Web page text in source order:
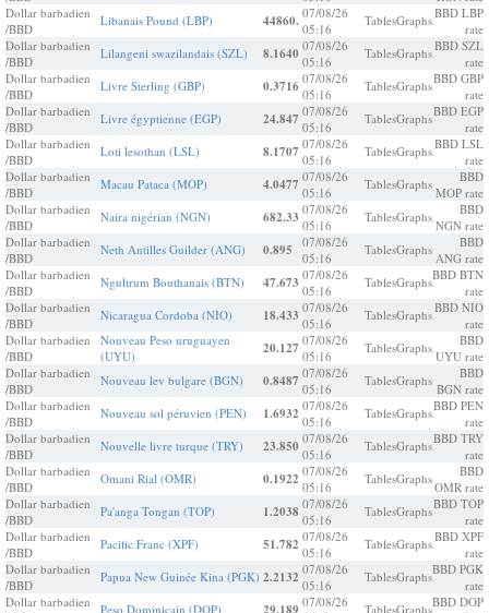
Dollar barbadien
/BBD
Libanais Pound (LBP) 44860. 07/08/26
05:16
TablesGraphsBBD LBP
rate
Dollar barbadien
/BBD
Lilangeni swazilandais (SZL) 8.1640 07/08/26
05:16
TablesGraphsBBD SZL
rate
Dollar barbadien
/BBD
Livre Sterling (GBP) 0.3716 07/08/26
05:16
TablesGraphsBBD GBP
rate
Dollar barbadien
/BBD
Livre égyptienne (EGP) 24.847 07/08/26
05:16
TablesGraphsBBD EGP
rate
Dollar barbadien
/BBD
Loti lesothan (LSL) 8.1707 07/08/26
05:16
TablesGraphsBBD LSL
rate
Dollar barbadien
/BBD
Macau Pataca (MOP) 4.0477 07/08/26
05:16
TablesGraphs
BBD
MOP rate
Dollar barbadien
/BBD
Naira nigérian (NGN) 682.33 07/08/26
05:16
TablesGraphs
BBD
NGN rate
Dollar barbadien
/BBD
Neth Antilles Guilder (ANG) 0.895
07/08/26
05:16
TablesGraphs
BBD
ANG rate
Dollar barbadien
/BBD
Ngultrum Bouthanais (BTN) 47.673 07/08/26
05:16
TablesGraphsBBD BTN
rate
Dollar barbadien
/BBD
Nicaragua Cordoba (NIO) 18.433 07/08/26
05:16
TablesGraphsBBD NIO
rate
Dollar barbadien
/BBD
Nouveau Peso uruguayen
(UYU)
20.127 07/08/26
05:16
TablesGraphs
BBD
UYU rate
Dollar barbadien
/BBD
Nouveau lev bulgare (BGN) 0.8487 07/08/26
05:16
TablesGraphs
BBD
BGN rate
Dollar barbadien
/BBD
Nouveau sol péruvien (PEN) 1.6932 07/08/26
05:16
TablesGraphsBBD PEN
rate
Dollar barbadien
/BBD
Nouvelle livre turque (TRY) 23.850 07/08/26
05:16
TablesGraphsBBD TRY
rate
Dollar barbadien
/BBD
Omani Rial (OMR) 0.1922 07/08/26
05:16
TablesGraphs
BBD
OMR rate
Dollar barbadien
/BBD
Pa'anga Tongan (TOP) 1.2038 07/08/26
05:16
TablesGraphsBBD TOP
rate
Dollar barbadien
/BBD
Pacific Franc (XPF) 51.782 07/08/26
05:16
TablesGraphsBBD XPF
rate
Dollar barbadien
/BBD
Papua New Guinée Kina (PGK) 2.2132 07/08/26
05:16
TablesGraphsBBD PGK
rate
Dollar barbadien
Peso Dominicain (DOP)
07/08/26
TablesGraphsBBD DOP